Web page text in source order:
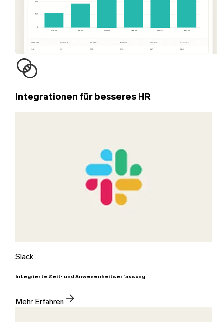
Integrationen für besseres HR
Slack
Integrierte Zeit- und Anwesenheitserfassung
Mehr Erfahren